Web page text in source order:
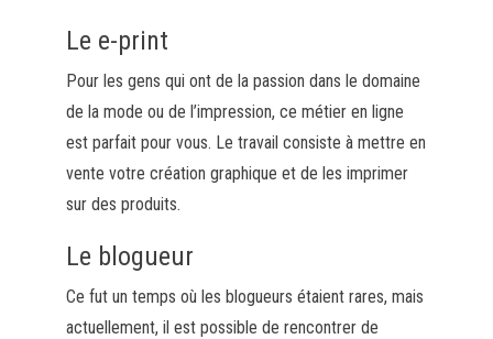
Le e-print
Pour les gens qui ont de la passion dans le domaine
de la mode ou de l’impression, ce métier en ligne
est parfait pour vous. Le travail consiste à mettre en
vente votre création graphique et de les imprimer
sur des produits.
Le blogueur
Ce fut un temps où les blogueurs étaient rares, mais
actuellement, il est possible de rencontrer de